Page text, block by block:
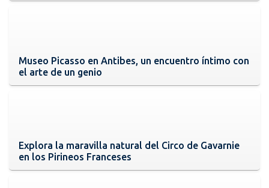
Museo Picasso en Antibes, un encuentro íntimo con
el arte de un genio
Explora la maravilla natural del Circo de Gavarnie
en los Pirineos Franceses